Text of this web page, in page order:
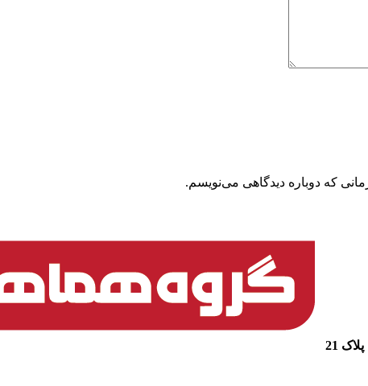
که دوباره دیدگاهی می‌نویسم.
21